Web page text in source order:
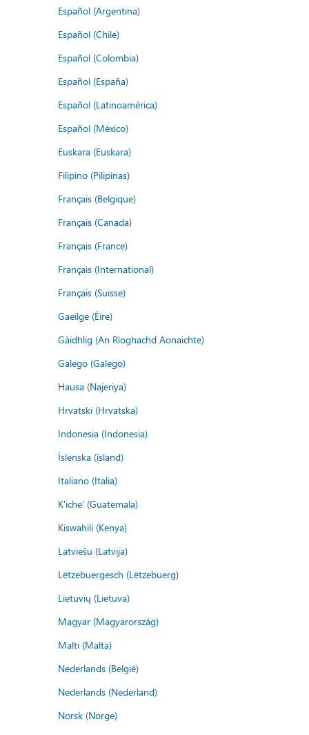
Español (Argentina)
Español (Chile)
Español (Colombia)
Español (España)
Español (Latinoamérica)
Español (México)
Euskara (Euskara)
Filipino (Pilipinas)
Français (Belgique)
Français (Canada)
Français (France)
Français (International)
Français (Suisse)
Gaeilge (Éire)
Gàidhlig (An Rìoghachd Aonaichte)
Galego (Galego)
Hausa (Najeriya)
Hrvatski (Hrvatska)
Indonesia (Indonesia)
Íslenska (ísland)
Italiano (Italia)
K'iche' (Guatemala)
Kiswahili (Kenya)
Latviešu (Latvija)
Lëtzebuergesch (Lëtzebuerg)
Lietuvių (Lietuva)
Magyar (Magyarország)
Malti (Malta)
Nederlands (België)
Nederlands (Nederland)
Norsk (Norge)